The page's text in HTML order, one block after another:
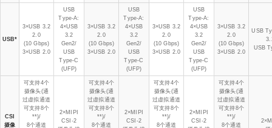
USB*
3×USB 3.2
2.0
(10 Gbps)
3×USB 2.0
USB
Type-A:
4×USB
3.2
Gen2/
USB
Type-C
(UFP)
3×USB 3.2
2.0
(10 Gbps)
3×USB 2.0
USB
Type-A:
4×USB
3.2
Gen2/
USB
Type-C
(UFP)
3×USB 3.2
2.0
(10 Gbps)
3×USB 2.0
USB
Type-A:
4×USB
3.2
Gen2/
USB
Type-C
(UFP)
3×USB 3.2
2.0
(10 Gbps)
3×USB 2.0
USB
USB
CSI
摄像
可支持4个
摄像头(通
过虚拟通道
可支持8个
**)/
8个通道
2×MIPI
CSI-2
可支持4个
摄像头(通
过虚拟通道
可支持8个
**)/
8个通道
2×MIPI
CSI-2
可支持4个
摄像头(通
过虚拟通道
可支持8个
**)/
8个通道
2×MIPI
CSI-2
可支持4个
摄像头(通
过虚拟通道
可支持8个
**)/
8个通道